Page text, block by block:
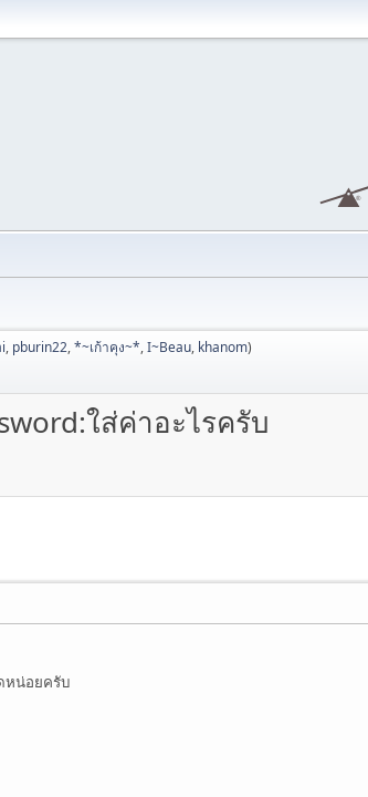
, pburin22,*~เก้าคุง~*,I~Beau, khanom)
ใส่ค่าอะไรครับ
หน่อยครับ